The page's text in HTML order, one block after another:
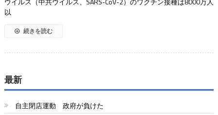
以
続きを読む
最新
自主閉店運動 政府が負けた